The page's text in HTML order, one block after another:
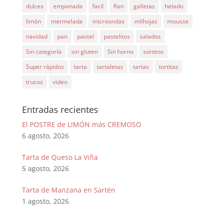
dulces
empanada facil flan galletas
helado
limón
mermelada microondas milhojas
mousse
navidad
pan pastel pastelitos
salados
Sin categoría
sin gluten Sin horno
sorteos
Super rápidos
tarta tartaletas tartas
tortitas
trucos
video
Entradas recientes
El POSTRE de LIMÓN más CREMOSO
6 agosto, 2026
Tarta de Queso La Viña
5 agosto, 2026
Tarta de Manzana en Sartén
1 agosto, 2026